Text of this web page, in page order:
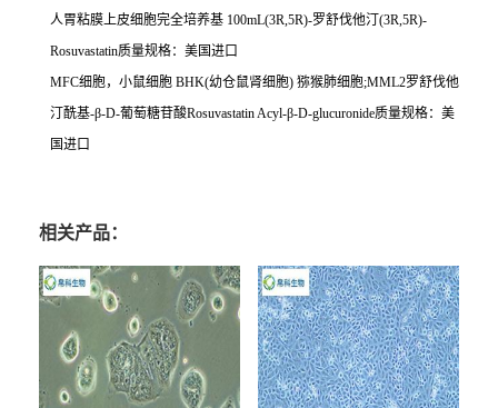
人胃粘膜上皮细胞完全培养基 100mL(3R,5R)-罗舒伐他汀 (3R,5R)-
Rosuvastatin质量规格：美国进口
MFC细胞，小鼠细胞 BHK(幼仓鼠肾细胞) 猕猴肺细胞;MML2罗舒伐他
汀酰基-β-D-葡萄糖苷酸Rosuvastatin Acyl-β-D-glucuronide质量规格：美
国进口
相关产品：